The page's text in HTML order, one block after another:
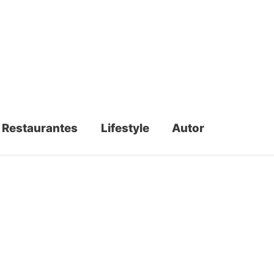
Restaurantes Lifestyle Autor